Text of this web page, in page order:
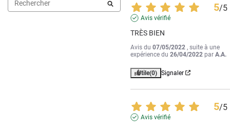
5/5
Avis vérifié
TRÈS BIEN
Avis du07/05/2022 , suite à une
expérience du26/04/2022 parA.A.
Utile(0) Signaler
5/5
Avis vérifié